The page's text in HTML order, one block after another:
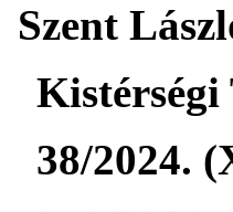
Szent
Kistérségi
38/2024.